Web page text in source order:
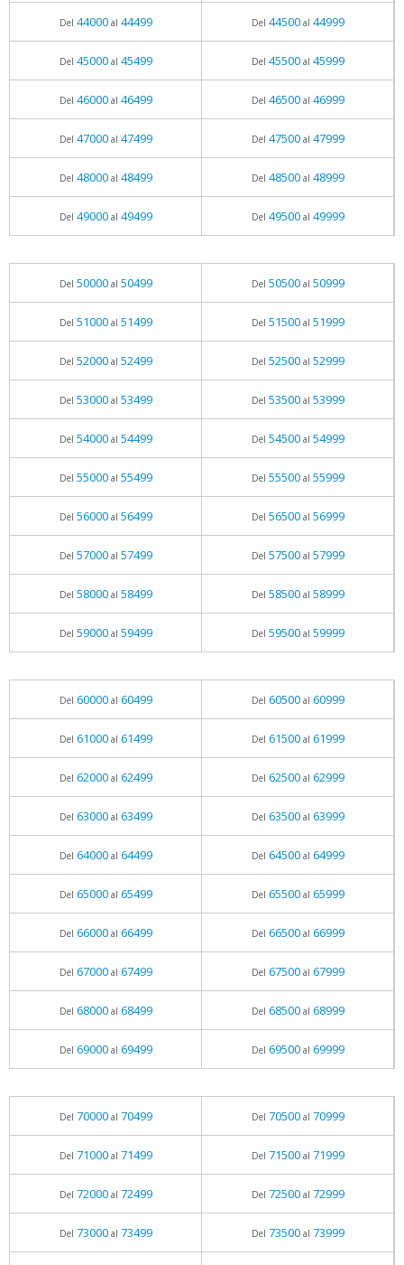
Del 44000al 44499 Del 44500al 44999
Del 45000al 45499 Del 45500al 45999
Del 46000al 46499 Del 46500al 46999
Del 47000al 47499 Del 47500al 47999
Del 48000al 48499 Del 48500al 48999
Del 49000al 49499 Del 49500al 49999
Del 50000al 50499 Del 50500al 50999
Del 51000al 51499 Del 51500al 51999
Del 52000al 52499 Del 52500al 52999
Del 53000al 53499 Del 53500al 53999
Del 54000al 54499 Del 54500al 54999
Del 55000al 55499 Del 55500al 55999
Del 56000al 56499 Del 56500al 56999
Del 57000al 57499 Del 57500al 57999
Del 58000al 58499 Del 58500al 58999
Del 59000al 59499 Del 59500al 59999
Del 60000al 60499 Del 60500al 60999
Del 61000al 61499 Del 61500al 61999
Del 62000al 62499 Del 62500al 62999
Del 63000al 63499 Del 63500al 63999
Del 64000al 64499 Del 64500al 64999
Del 65000al 65499 Del 65500al 65999
Del 66000al 66499 Del 66500al 66999
Del 67000al 67499 Del 67500al 67999
Del 68000al 68499 Del 68500al 68999
Del 69000al 69499 Del 69500al 69999
Del 70000al 70499 Del 70500al 70999
Del 71000al 71499 Del 71500al 71999
Del 72000al 72499 Del 72500al 72999
Del 73000al 73499 Del 73500al 73999